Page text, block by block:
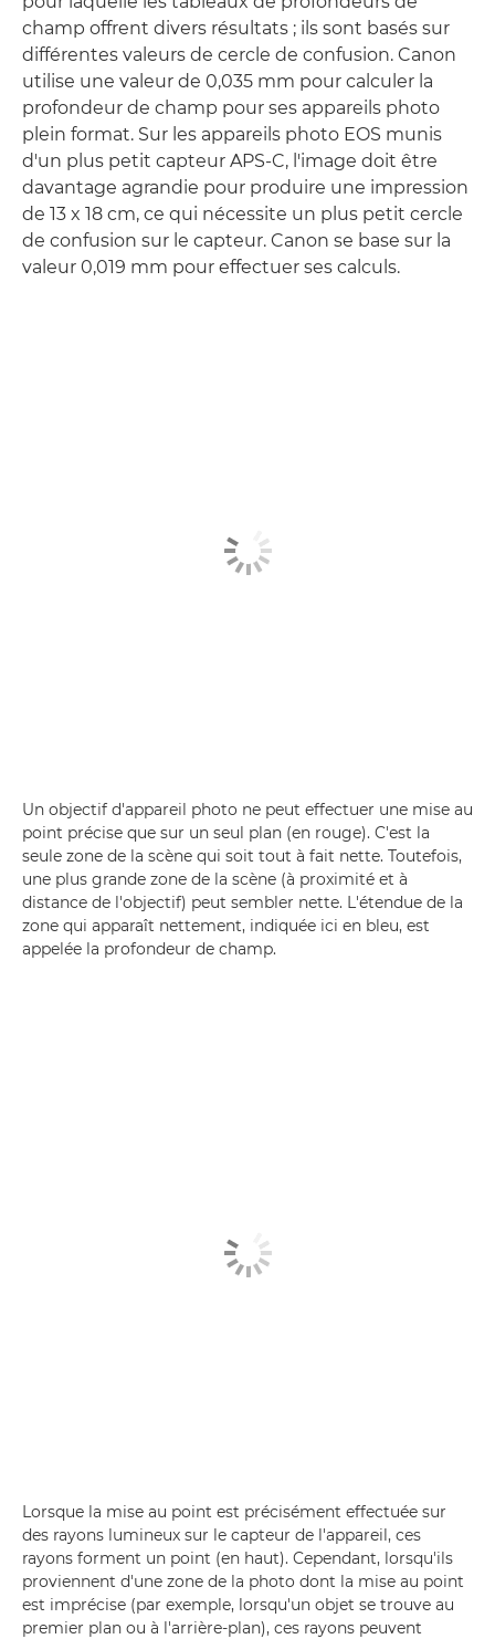
champ offrent divers résultats ; ils sont basés sur
différentes valeurs de cercle de confusion. Canon
utilise une valeur de 0,035 mm pour calculer la
profondeur de champ pour ses appareils photo
plein format. Sur les appareils photo EOS munis
d'un plus petit capteur APS-C, l'image doit être
davantage agrandie pour produire une impression
de 13 x 18 cm, ce qui nécessite un plus petit cercle
de confusion sur le capteur. Canon se base sur la
valeur 0,019 mm pour effectuer ses calculs.
Un objectif d'appareil photo ne peut effectuer une mise au
point précise que sur un seul plan (en rouge). C'est la
seule zone de la scène qui soit tout à fait nette. Toutefois,
une plus grande zone de la scène (à proximité et à
distance de l'objectif) peut sembler nette. L'étendue de la
zone qui apparaît nettement, indiquée ici en bleu, est
appelée la profondeur de champ.
Lorsque la mise au point est précisément effectuée sur
des rayons lumineux sur le capteur de l'appareil, ces
rayons forment un point (en haut). Cependant, lorsqu'ils
proviennent d'une zone de la photo dont la mise au point
est imprécise (par exemple, lorsqu'un objet se trouve au
premier plan ou à l'arrière-plan), ces rayons peuvent